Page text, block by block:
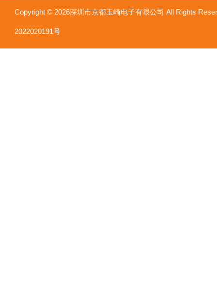
Copyright © 2026深圳市京都玉崎电子有限公司 All Rights
2022020191号